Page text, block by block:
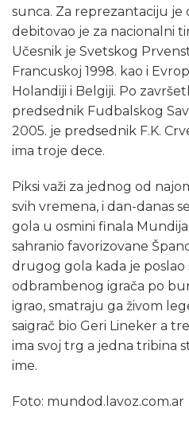
sunca. Za reprezantaciju je
debitovao je za nacionalni
Učesnik je Svetskog
Francuskoj 1998. kao i
Holandiji i Belgiji. Po
predsednik Fudbalskog
2005. je predsednik F.K.
ima troje dece.
Piksi važi za jednog od
svih vremena, i dan-danas
gola u osmini finala
sahranio favorizovane
drugog gola kada je poslao
odbrambenog igrača po
igrao, smatraju ga živom
saigrač bio Geri Lineker a
ima svoj trg a jedna tribina
ime.
Foto: mundod.lavoz.com.ar